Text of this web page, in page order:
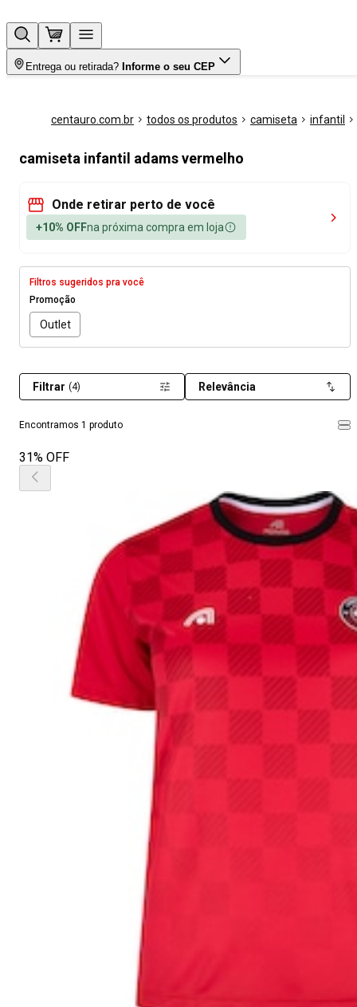
Entrega ou retirada? Informe o seu CEP
centauro.com.br todos os produtos camiseta infantil
camiseta infantil adams vermelho
Onde retirar perto de você
+10% OFFna próxima compra em loja
Filtros sugeridos pra você
Promoção
Outlet
Encontramos 1 produto
Filtrar (4) Relevância
31% OFF